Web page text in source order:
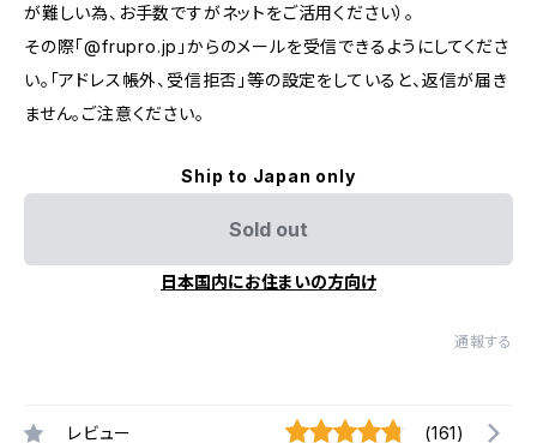
が難しい為、お手数ですがネットをご活用ください）。
その際「@frupro.jp」からのメールを受信できるようにしてくださ
い。「アドレス帳外、受信拒否」等の設定をしていると、返信が届き
ません。ご注意ください。
Ship to Japan only
Sold out
日本国内にお住まいの方向け
通報する
レビュー (161)